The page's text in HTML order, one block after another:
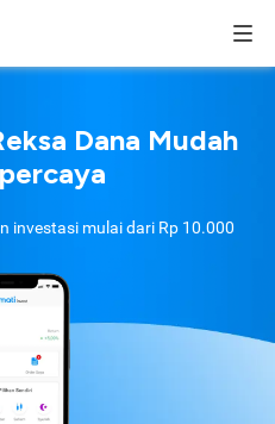
Dana Mudah
investasi mulai dari Rp 10.000